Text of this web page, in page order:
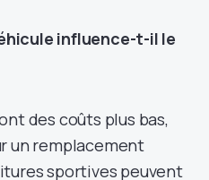
influence-t-il le
des coûts plus bas,
un remplacement
sportives peuvent